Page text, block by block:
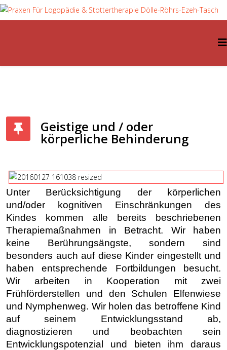
Geistige und / oder
körperliche Behinderung
Unter Berücksichtigung der körperlichen
und/oder kognitiven Einschränkungen des
Kindes kommen alle bereits beschriebenen
Therapiemaßnahmen in Betracht. Wir haben
keine Berührungsängste, sondern sind
besonders auch auf diese Kinder eingestellt und
haben entsprechende Fortbildungen besucht.
Wir arbeiten in Kooperation mit zwei
Frühförderstellen und den Schulen Elfenwiese
und Nymphenweg. Wir holen das betroffene Kind
auf seinem Entwicklungsstand ab,
diagnostizieren und beobachten sein
Entwicklungspotenzial und bieten ihm daraus